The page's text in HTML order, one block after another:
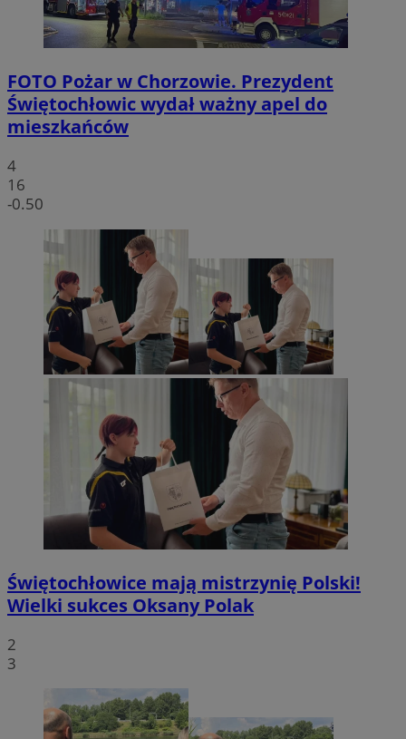
FOTO Pożar w Chorzowie. Prezydent
Świętochłowic wydał ważny apel do
mieszkańców
4
16
-0.50
Świętochłowice mają mistrzynię Polski!
Wielki sukces Oksany Polak
2
3